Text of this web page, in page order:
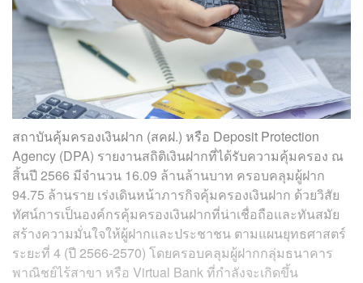
สถาบันคุ้มครองเงินฝาก (สคฝ.) หรือ Deposit Protection
Agency (DPA) รายงานสถิติเงินฝากที่ได้รับความคุ้มครอง ณ
สิ้นปี 2566 มีจำนวน 16.09 ล้านล้านบาท ครอบคลุมผู้ฝาก
94.75 ล้านราย เร่งเดินหน้าภารกิจคุ้มครองเงินฝาก ด้วยวิสัย
ทัศน์การเป็นองค์กรคุ้มครองเงินฝากที่น่าเชื่อถือและทันสมัย
สร้างความมั่นใจให้ผู้ฝากและประชาชน ตามแผนยุทธศาสตร์
ระยะที่ 4 (ปี 2566-2570) โดยครอบคลุมผู้ฝากกลุ่มธนาคาร
พาณิชย์ไร้สาขา หรือ Virtual Bank ที่กำลังจะเกิดขึ้น